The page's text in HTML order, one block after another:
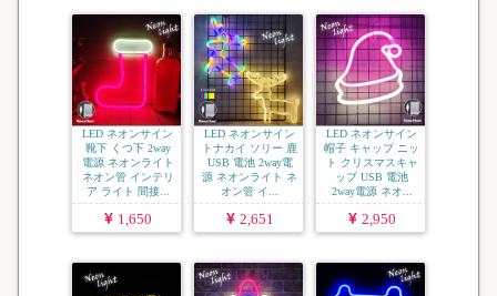
LED ネオンサイン
靴下 くつ下 2way
電源 ネオンライト
ネオン管 インテリ
ア ライト 間接...
1,650
LED ネオンサイン
トナカイ ソリー 鹿
USB 電池 2way電
源 ネオンライト ネ
オン管 イ...
2,651
LED ネオンサイン
帽子 キャップ ニッ
ト クリスマスキャ
ップ USB 電池
2way電源 ネオ...
2,950